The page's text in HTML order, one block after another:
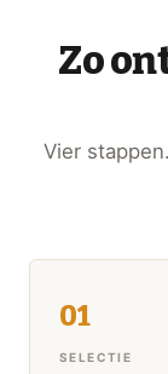
Zo
Vier
SELECTIE